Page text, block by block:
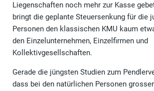
Liegenschaften noch mehr zur Kasse
bringt die geplante Steuersenkung für die
Personen den klassischen KMU kaum
den Einzelunternehmen, Einzelfirmen und
Kollektivgesellschaften.
Gerade die jüngsten Studien zum
dass bei den natürlichen Personen grosser